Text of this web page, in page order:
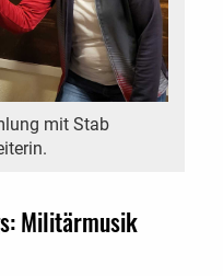
mit Stab
Militärmusik